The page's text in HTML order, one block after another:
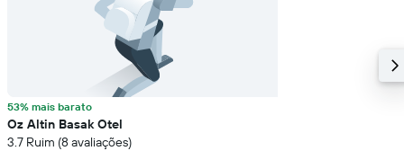
53% mais barato
Oz Altin Basak Otel
3.7 Ruim (8 avaliações)